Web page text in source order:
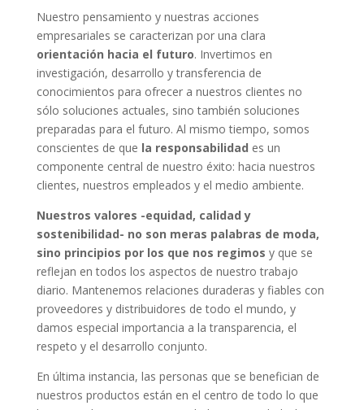
Nuestro pensamiento y nuestras acciones
empresariales se caracterizan por una clara
orientación hacia el futuro. Invertimos en
investigación, desarrollo y transferencia de
conocimientos para ofrecer a nuestros clientes no
sólo soluciones actuales, sino también soluciones
preparadas para el futuro. Al mismo tiempo, somos
conscientes de que la responsabilidad es un
componente central de nuestro éxito: hacia nuestros
clientes, nuestros empleados y el medio ambiente.
Nuestros valores -equidad, calidad y
sostenibilidad- no son meras palabras de moda,
sino principios por los que nos regimos y que se
reflejan en todos los aspectos de nuestro trabajo
diario. Mantenemos relaciones duraderas y fiables con
proveedores y distribuidores de todo el mundo, y
damos especial importancia a la transparencia, el
respeto y el desarrollo conjunto.
En última instancia, las personas que se benefician de
nuestros productos están en el centro de todo lo que